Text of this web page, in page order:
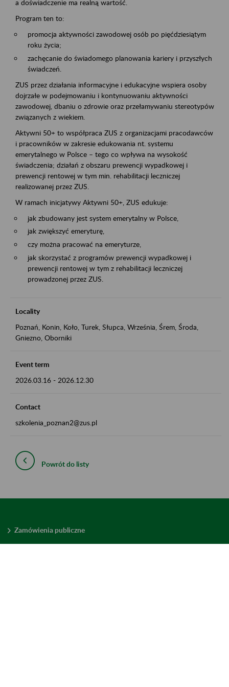
a doświadczenie ma realną wartość.
Program ten to:
promocja aktywności zawodowej osób po pięćdziesiątym
roku życia;
zachęcanie do świadomego planowania kariery i przyszłych
świadczeń.
ZUS przez działania informacyjne i edukacyjne wspiera osoby
dojrzałe w podejmowaniu i kontynuowaniu aktywności
zawodowej, dbaniu o zdrowie oraz przełamywaniu stereotypów
związanych z wiekiem.
Aktywni 50+ to współpraca ZUS z organizacjami pracodawców
i pracowników w zakresie edukowania nt. systemu
emerytalnego w Polsce – tego co wpływa na wysokość
świadczenia; działań z obszaru prewencji wypadkowej i
prewencji rentowej w tym min. rehabilitacji leczniczej
realizowanej przez ZUS.
W ramach inicjatywy Aktywni 50+, ZUS edukuje:
jak zbudowany jest system emerytalny w Polsce,
jak zwiększyć emeryturę,
czy można pracować na emeryturze,
jak skorzystać z programów prewencji wypadkowej i
prewencji rentowej w tym z rehabilitacji leczniczej
prowadzonej przez ZUS.
Locality
Poznań, Konin, Koło, Turek, Słupca, Września, Śrem, Środa,
Gniezno, Oborniki
Event term
2026.03.16 - 2026.12.30
Contact
szkolenia_poznan2@zus.pl
Powrót do listy
Zamówienia publiczne